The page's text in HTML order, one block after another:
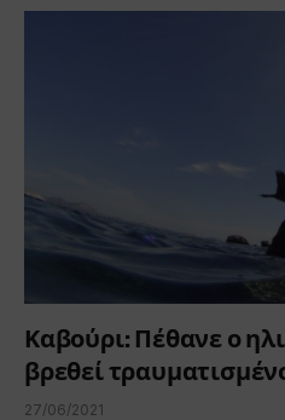
Καβούρι: Πέθανε ο
βρεθεί
27/06/2021